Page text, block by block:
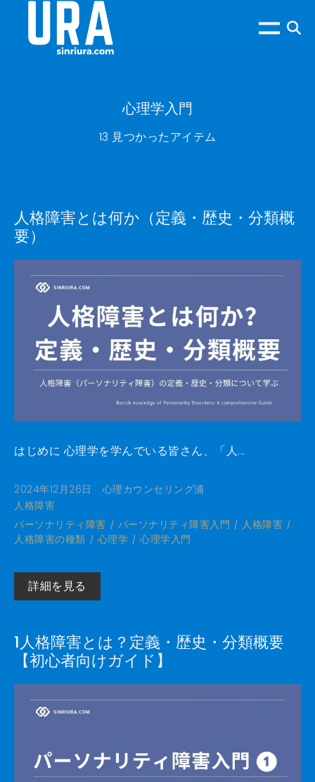
心理学入門
13 見つかったアイテム
人格障害とは何か（定義・歴史・分類概
要）
はじめに 心理学を学んでいる皆さん、「人...
2024年12月26日
心理カウンセリング浦
人格障害
パーソナリティ障害
パーソナリティ障害入門
人格障害
人格障害の種類
心理学 心理学入門
詳細を見る
1人格障害とは？定義・歴史・分類概要
【初心者向けガイド】